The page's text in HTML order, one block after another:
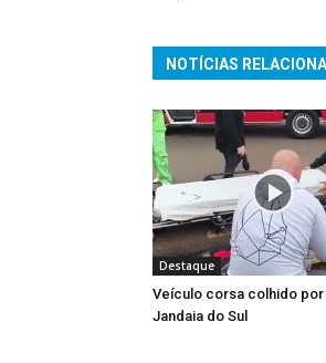
NOTÍCIAS
Destaque
Veículo corsa colhido
Jandaia do Sul